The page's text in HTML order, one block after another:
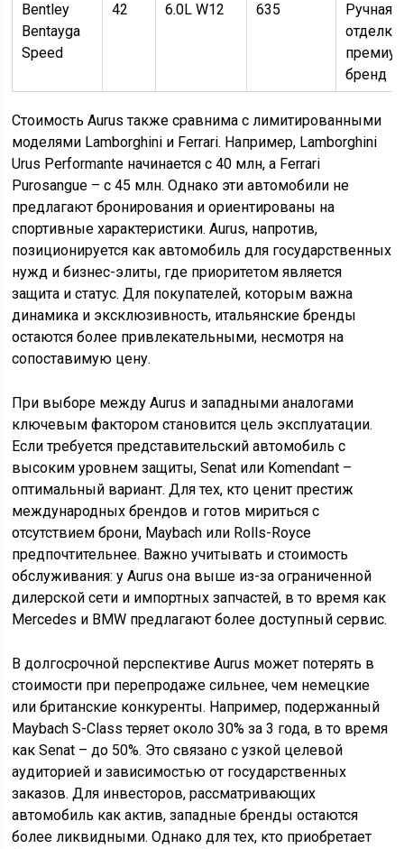
Bentley
Bentayga
Speed
42 6.0L W12 635
Ручная
отделка,
бренд
Стоимость Aurus также сравнима с лимитированными
моделями Lamborghini и Ferrari. Например, Lamborghini
Urus Performante начинается с 40 млн, а Ferrari
Purosangue – с 45 млн. Однако эти автомобили не
предлагают бронирования и ориентированы на
спортивные характеристики. Aurus, напротив,
позиционируется как автомобиль для государственных
нужд и бизнес-элиты, где приоритетом является
защита и статус. Для покупателей, которым важна
динамика и эксклюзивность, итальянские бренды
остаются более привлекательными, несмотря на
сопоставимую цену.
При выборе между Aurus и западными аналогами
ключевым фактором становится цель эксплуатации.
Если требуется представительский автомобиль с
высоким уровнем защиты, Senat или Komendant –
оптимальный вариант. Для тех, кто ценит престиж
международных брендов и готов мириться с
отсутствием брони, Maybach или Rolls-Royce
предпочтительнее. Важно учитывать и стоимость
обслуживания: у Aurus она выше из-за ограниченной
дилерской сети и импортных запчастей, в то время как
Mercedes и BMW предлагают более доступный сервис.
В долгосрочной перспективе Aurus может потерять в
стоимости при перепродаже сильнее, чем немецкие
или британские конкуренты. Например, подержанный
Maybach S-Class теряет около 30% за 3 года, в то время
как Senat – до 50%. Это связано с узкой целевой
аудиторией и зависимостью от государственных
заказов. Для инвесторов, рассматривающих
автомобиль как актив, западные бренды остаются
более ликвидными. Однако для тех, кто приобретает